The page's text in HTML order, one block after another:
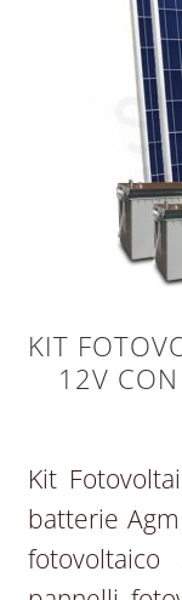
KIT
12V
Kit
batterie